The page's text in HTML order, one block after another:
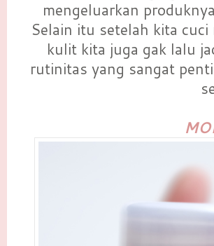
mengeluarkan
Selain itu setelah kita
kulit kita juga gak lalu
rutinitas yang sangat